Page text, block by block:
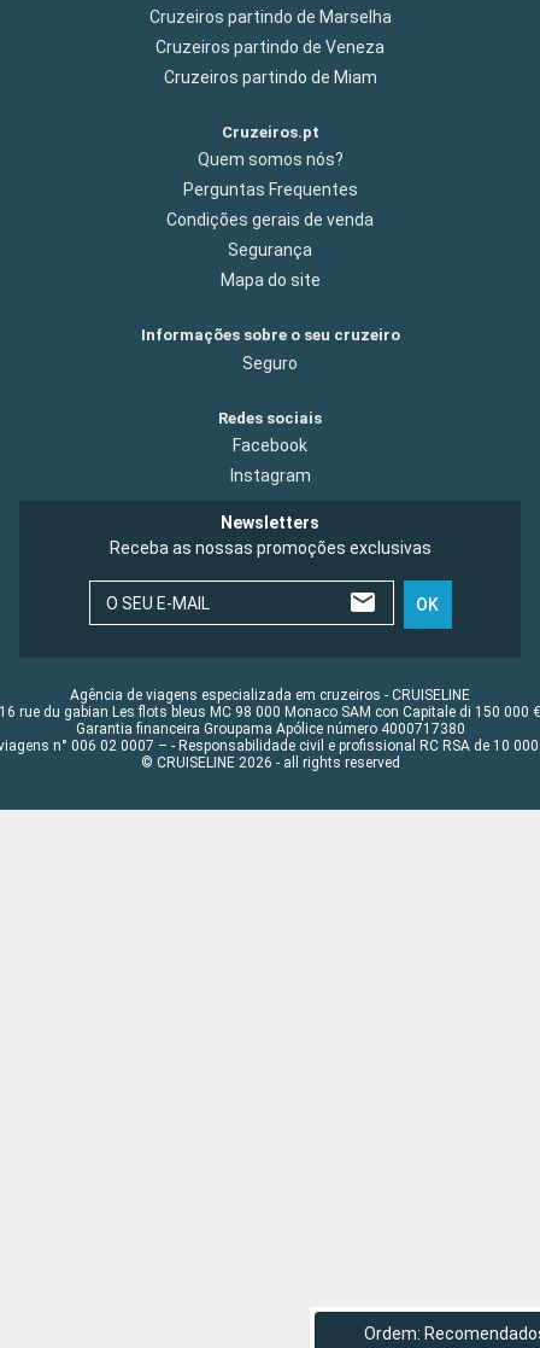
Ordem:
Cruzeiros partindo de Marselha
Cruzeiros partindo de Veneza
Cruzeiros partindo de Miam
Cruzeiros.pt
Quem somos nós?
Perguntas Frequentes
Condições gerais de venda
Segurança
Mapa do site
Informações sobre o seu cruzeiro
Seguro
Redes sociais
Facebook
Instagram
Newsletters
Receba as nossas promoções exclusivas
O SEU E-MAIL OK
Agência de viagens especializada em cruzeiros - CRUISELINE
16 rue du gabian Les flots bleus MC 98 000 Monaco SAM con Capitale di 150 000 €
Garantia financeira Groupama Apólice número 4000717380
n° 006 02 0007 – - Responsabilidade civil e profissional RC RSA de 10 000
© CRUISELINE 2026 - all rights reserved